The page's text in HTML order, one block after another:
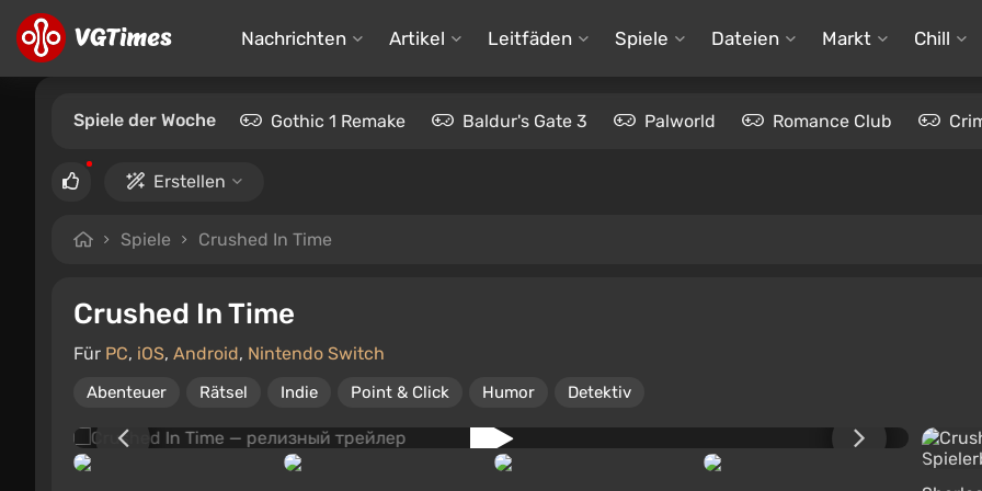
Nachrichten Artikel Leitfäden Spiele Dateien Markt Chill
Spiele der Woche Gothic 1 Remake Baldur's Gate 3 Palworld Romance Club
Erstellen
Spiele Crushed In Time
Crushed In Time
Für PC, iOS, Android, Nintendo Switch
Abenteuer Rätsel Indie Point & Click Humor Detektiv